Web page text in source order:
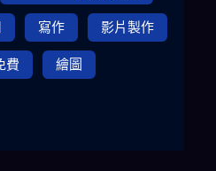
寫作
影片製作
費
繪圖